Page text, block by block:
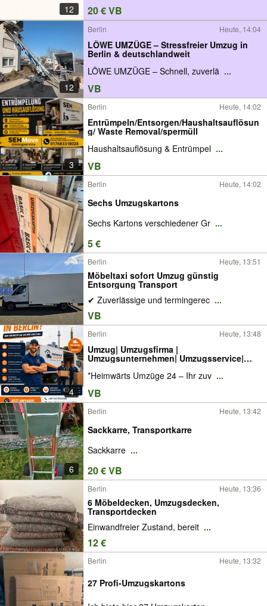
12 20 € VB
12
Berlin Heute, 14:04
LÖWE UMZÜGE – Stressfreier Umzug in
Berlin & deutschlandweit
LÖWE UMZÜGE – Schnell, zuverlä ...
VB
3
Berlin Heute, 14:02
Entrümpeln/Entsorgen/Haushaltsauflösun
g/ Waste Removal/spermüll
Haushaltsauflösung & Entrümpel ...
VB
Berlin Heute, 14:02
Sechs Umzugskartons
Sechs Kartons verschiedener Gr ...
5 €
Berlin Heute, 13:51
Möbeltaxi sofort Umzug günstig
Entsorgung Transport
✔ Zuverlässige und termingerec ...
VB
4
Berlin Heute, 13:48
Umzug| Umzugsfirma |
Umzugsunternehmen| Umzugsservice|
MöbeltranF
*Heimwärts Umzüge 24 – Ihr zuv ...
VB
6
Berlin Heute, 13:42
Sackkarre, Transportkarre
Sackkarre ...
20 € VB
Berlin Heute, 13:36
6 Möbeldecken, Umzugsdecken,
Transportdecken
Einwandfreier Zustand, bereit ...
12 €
Berlin Heute, 13:32
27 Profi-Umzugskartons